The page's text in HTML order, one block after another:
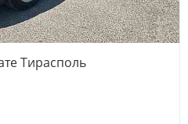
Тирасполь